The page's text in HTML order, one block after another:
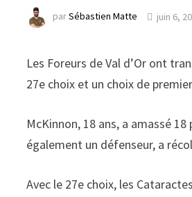
parSébastien Matte juin 6,
Les Foreurs de Val d’Or ont
27e choix et un choix de
McKinnon, 18 ans, a amassé
également un défenseur, a
Avec le 27e choix, les